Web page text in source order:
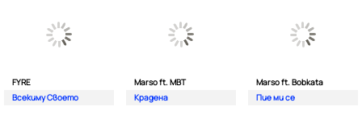
FYRE
Всекиму Своето
Marso ft. MBT
Крадена
Marso ft. Bobkata
Пие ми се